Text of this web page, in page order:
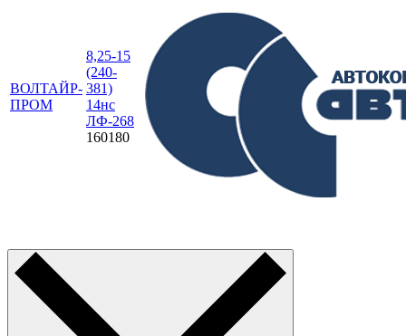
ВОЛТАЙР-
ПРОМ
8,25-15
(240-
381)
14нс
ЛФ-268
160180